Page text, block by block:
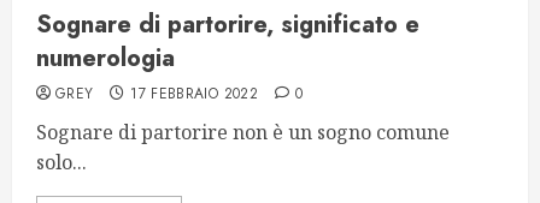
Sognare di partorire, significato e
numerologia
GREY 17 FEBBRAIO 2022 0
Sognare di partorire non è un sogno comune
solo...